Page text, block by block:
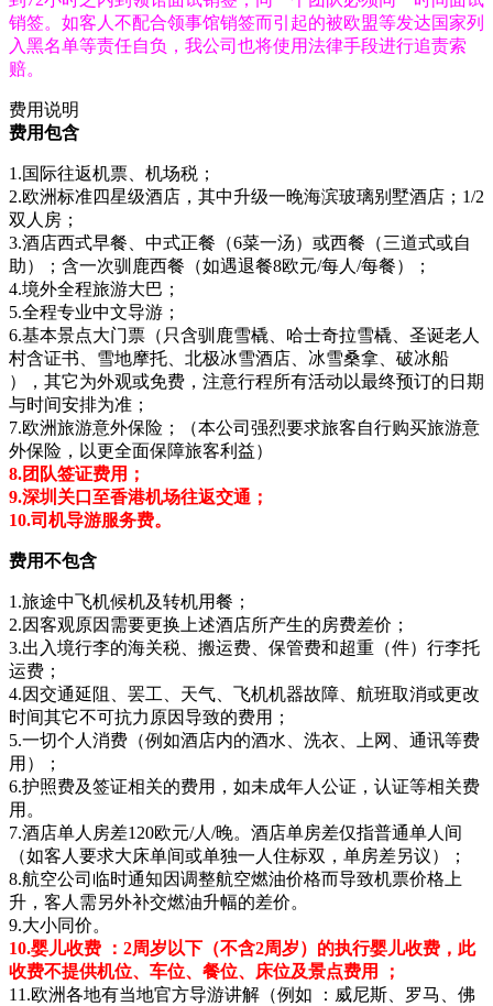
销签。如客人不配合领事馆销签而引起的被欧盟等发达国家列
入黑名单等责任自负，我公司也将使用法律手段进行追责索
赔。
费用说明
费用包含
1.国际往返机票、机场税；
2.欧洲标准四星级酒店，其中升级一晚海滨玻璃别墅酒店；1/2
双人房；
3.酒店西式早餐、中式正餐（6菜一汤）或西餐（三道式或自
助）；含一次驯鹿西餐（如遇退餐8欧元/每人/每餐）；
4.境外全程旅游大巴；
5.全程专业中文导游；
6.基本景点大门票（只含驯鹿雪橇、哈士奇拉雪橇、圣诞老人
村含证书、雪地摩托、北极冰雪酒店、冰雪桑拿、破冰船
），其它为外观或免费，注意行程所有活动以最终预订的日期
与时间安排为准；
7.欧洲旅游意外保险；（本公司强烈要求旅客自行购买旅游意
外保险，以更全面保障旅客利益）
8.团队签证费用；
9.深圳关口至香港机场往返交通；
10.司机导游服务费。
费用不包含
1.旅途中飞机候机及转机用餐；
2.因客观原因需要更换上述酒店所产生的房费差价；
3.出入境行李的海关税、搬运费、保管费和超重（件）行李托
运费；
4.因交通延阻、罢工、天气、飞机机器故障、航班取消或更改
时间其它不可抗力原因导致的费用；
5.一切个人消费（例如酒店内的酒水、洗衣、上网、通讯等费
用）；
6.护照费及签证相关的费用，如未成年人公证，认证等相关费
用。
7.酒店单人房差120欧元/人/晚。酒店单房差仅指普通单人间
（如客人要求大床单间或单独一人住标双，单房差另议）；
8.航空公司临时通知因调整航空燃油价格而导致机票价格上
升，客人需另外补交燃油升幅的差价。
9.大小同价。
10.婴儿收费 ：2周岁以下（不含2周岁）的执行婴儿收费，此
收费不提供机位、车位、餐位、床位及景点费用 ；
11.欧洲各地有当地官方导游讲解（例如 ：威尼斯、罗马、佛